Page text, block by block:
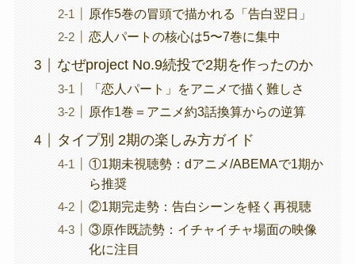
原作5巻の冒頭で描かれる「告白翌日」
恋人パートの核心は5〜7巻に集中
なぜproject No.9続投で2期を作ったのか
「恋人パート」をアニメで描く難しさ
原作1巻＝アニメ約3話換算からの逆算
タイプ別 2期の楽しみ方ガイド
①1期未視聴勢：dアニメ/ABEMAで1期か
ら推奨
②1期完走勢：告白シーンを軽く再視聴
③原作既読勢：イチャイチャ場面の映像
化に注目